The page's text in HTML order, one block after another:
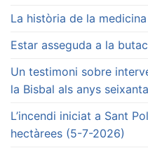
La història de la
Estar asseguda a la
Un testimoni sobre
la Bisbal als anys seixanta
L’incendi iniciat a Sant
hectàrees (5-7-2026)